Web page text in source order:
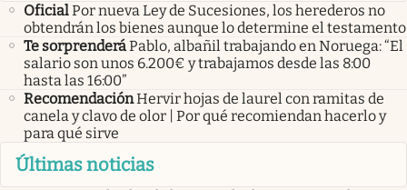
OficialPor nueva Ley de Sucesiones, los herederos no
obtendrán los bienes aunque lo determine el testamento
Te sorprenderáPablo, albañil trabajando en Noruega: “El
salario son unos 6.200€ y trabajamos desde las 8:00
hasta las 16:00”
RecomendaciónHervir hojas de laurel con ramitas de
canela y clavo de olor | Por qué recomiendan hacerlo y
para qué sirve
Últimas noticias